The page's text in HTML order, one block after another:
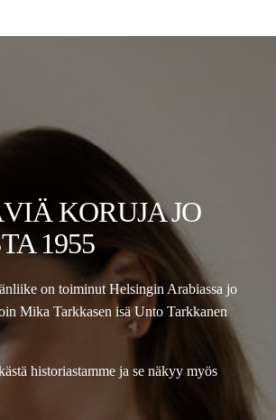
KORUJA JO
1955
on toiminut Helsingin Arabiassa jo
Mika Tarkkasen isä Unto Tarkkanen
historiastamme ja se näkyy myös